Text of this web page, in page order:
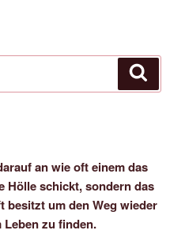
an wie oft einem das
Hölle schickt, sondern das
besitzt um den Weg wieder
zu finden.